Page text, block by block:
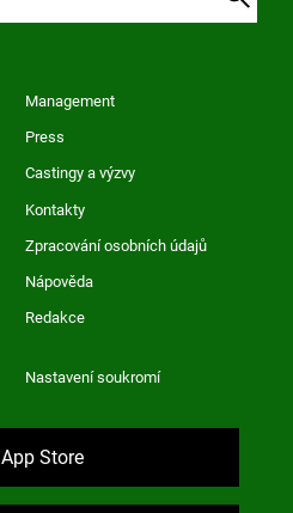
Management
Press
Castingy a výzvy
Kontakty
Zpracování osobních údajů
Nápověda
Redakce
Nastavení soukromí
App Store